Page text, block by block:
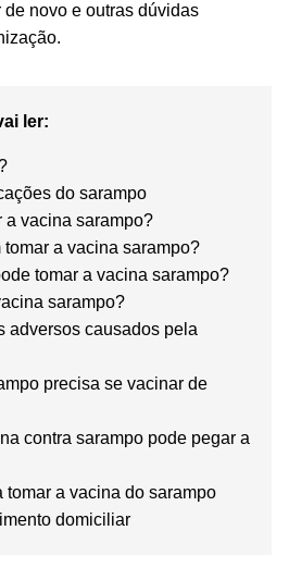
de novo e outras dúvidas
ler:
do sarampo
a vacina sarampo?
a vacina sarampo?
tomar a vacina sarampo?
sarampo?
adversos causados pela
precisa se vacinar de
contra sarampo pode pegar a
tomar a vacina do sarampo
domiciliar